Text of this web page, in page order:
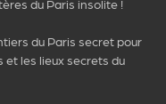
du Paris insolite !
du Paris secret pour
et les lieux secrets du